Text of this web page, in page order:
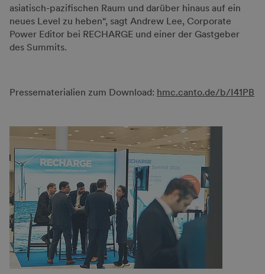
asiatisch-pazifischen Raum und darüber hinaus auf ein
neues Level zu heben“, sagt Andrew Lee, Corporate
Power Editor bei RECHARGE und einer der Gastgeber
des Summits.
Pressematerialien zum Download: hmc.canto.de/b/I41PB